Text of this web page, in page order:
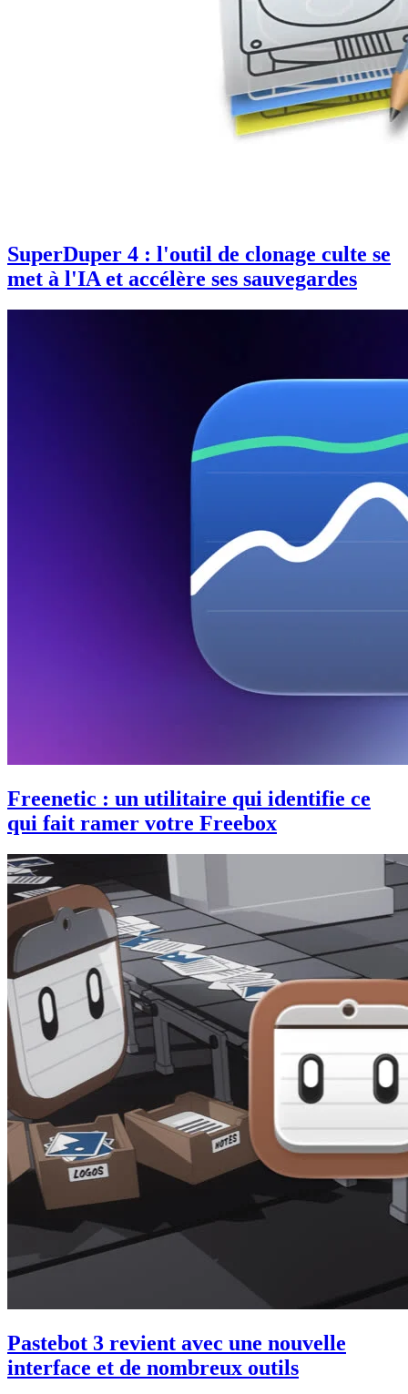
SuperDuper 4 : l'outil de clonage culte se
met à l'IA et accélère ses sauvegardes
Freenetic : un utilitaire qui identifie ce
qui fait ramer votre Freebox
Pastebot 3 revient avec une nouvelle
interface et de nombreux outils